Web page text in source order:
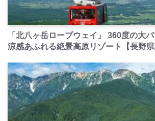
「北八ヶ岳ロープウェイ」 360度の大
涼感あふれる絶景高原リゾート【長野県